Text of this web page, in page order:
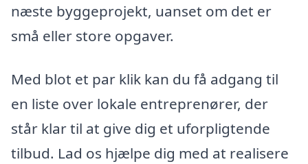
næste byggeprojekt, uanset om det er
små eller store opgaver.
Med blot et par klik kan du få adgang til
en liste over lokale entreprenører, der
står klar til at give dig et uforpligtende
tilbud. Lad os hjælpe dig med at realisere